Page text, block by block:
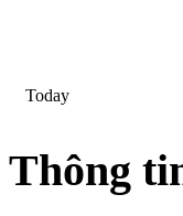
Today
Thông